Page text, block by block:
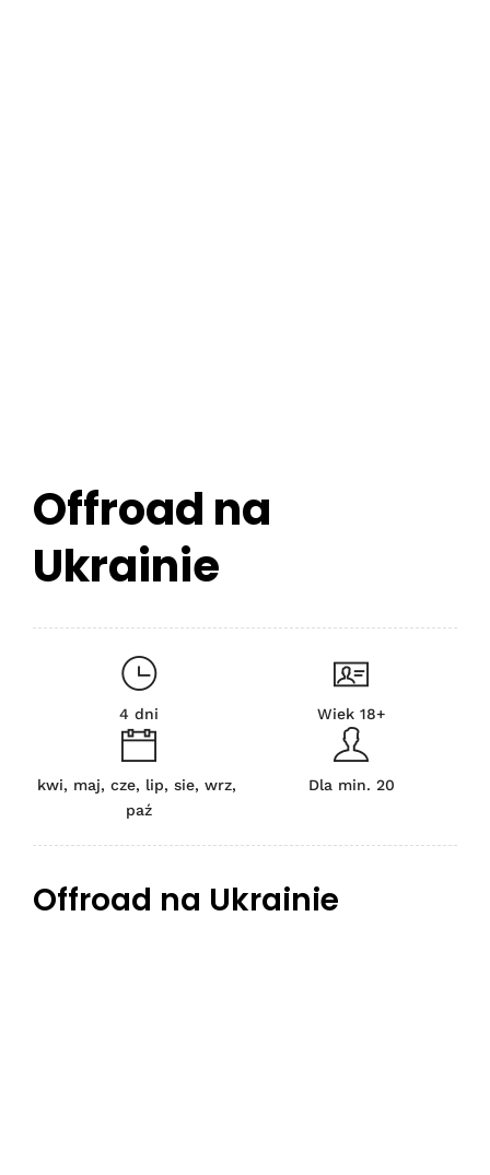
Offroad na
Ukrainie
4 dni Wiek 18+
kwi, maj, cze, lip, sie, wrz,
paź
Dla min. 20
Offroad na Ukrainie